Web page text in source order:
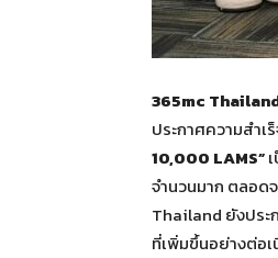
365mc
ประกาศความสำ
10,000 LAMS”
จำนวนมาก ตลอด
Thailand ยังประ
ที่เพิ่มขึ้นอย่างต่อเ